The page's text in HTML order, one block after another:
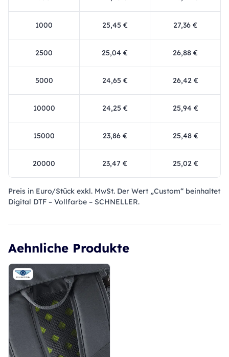
1000 25,45 € 27,36 €
2500 25,04 € 26,88 €
5000 24,65 € 26,42 €
10000 24,25 € 25,94 €
15000 23,86 € 25,48 €
20000 23,47 € 25,02 €
Preis in Euro/Stück exkl. MwSt. Der Wert „Custom“ beinhaltet
Digital DTF – Vollfarbe – SCHNELLER.
Aehnliche Produkte